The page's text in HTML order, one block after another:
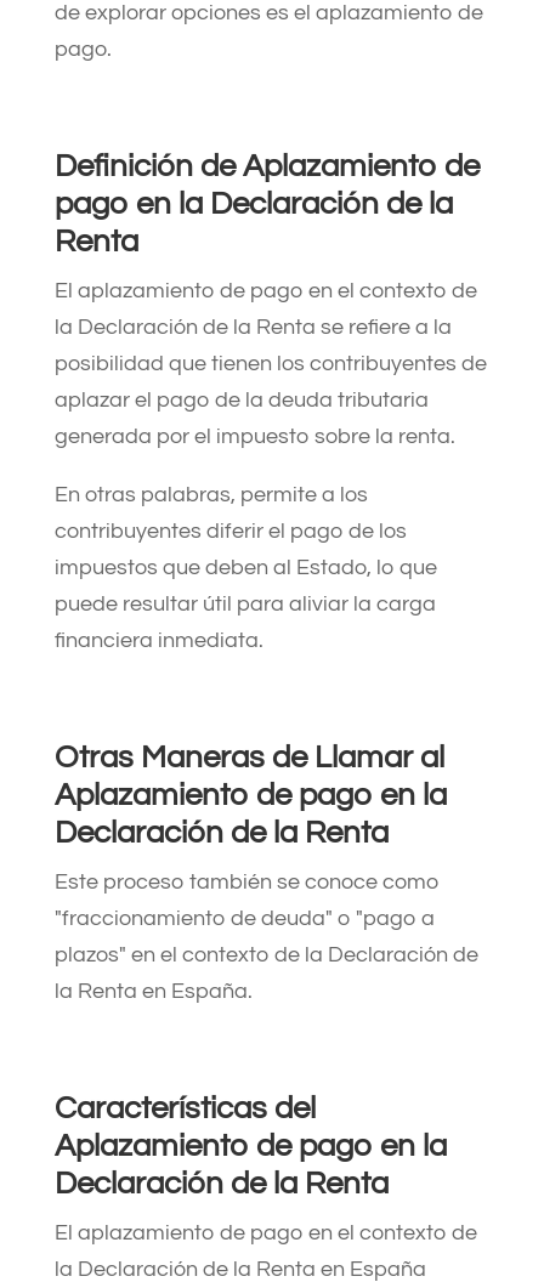
de explorar opciones es el aplazamiento de
pago.
Definición de Aplazamiento de
pago en la Declaración de la
Renta
El aplazamiento de pago en el contexto de
la Declaración de la Renta se refiere a la
posibilidad que tienen los contribuyentes de
aplazar el pago de la deuda tributaria
generada por el impuesto sobre la renta.
En otras palabras, permite a los
contribuyentes diferir el pago de los
impuestos que deben al Estado, lo que
puede resultar útil para aliviar la carga
financiera inmediata.
Otras Maneras de Llamar al
Aplazamiento de pago en la
Declaración de la Renta
Este proceso también se conoce como
"fraccionamiento de deuda" o "pago a
plazos" en el contexto de la Declaración de
la Renta en España.
Características del
Aplazamiento de pago en la
Declaración de la Renta
El aplazamiento de pago en el contexto de
la Declaración de la Renta en España